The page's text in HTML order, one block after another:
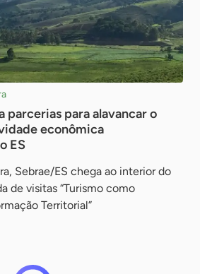
parcerias para alavancar o
econômica
ES
Sebrae/ES chega ao interior do
de visitas “Turismo como
Territorial”